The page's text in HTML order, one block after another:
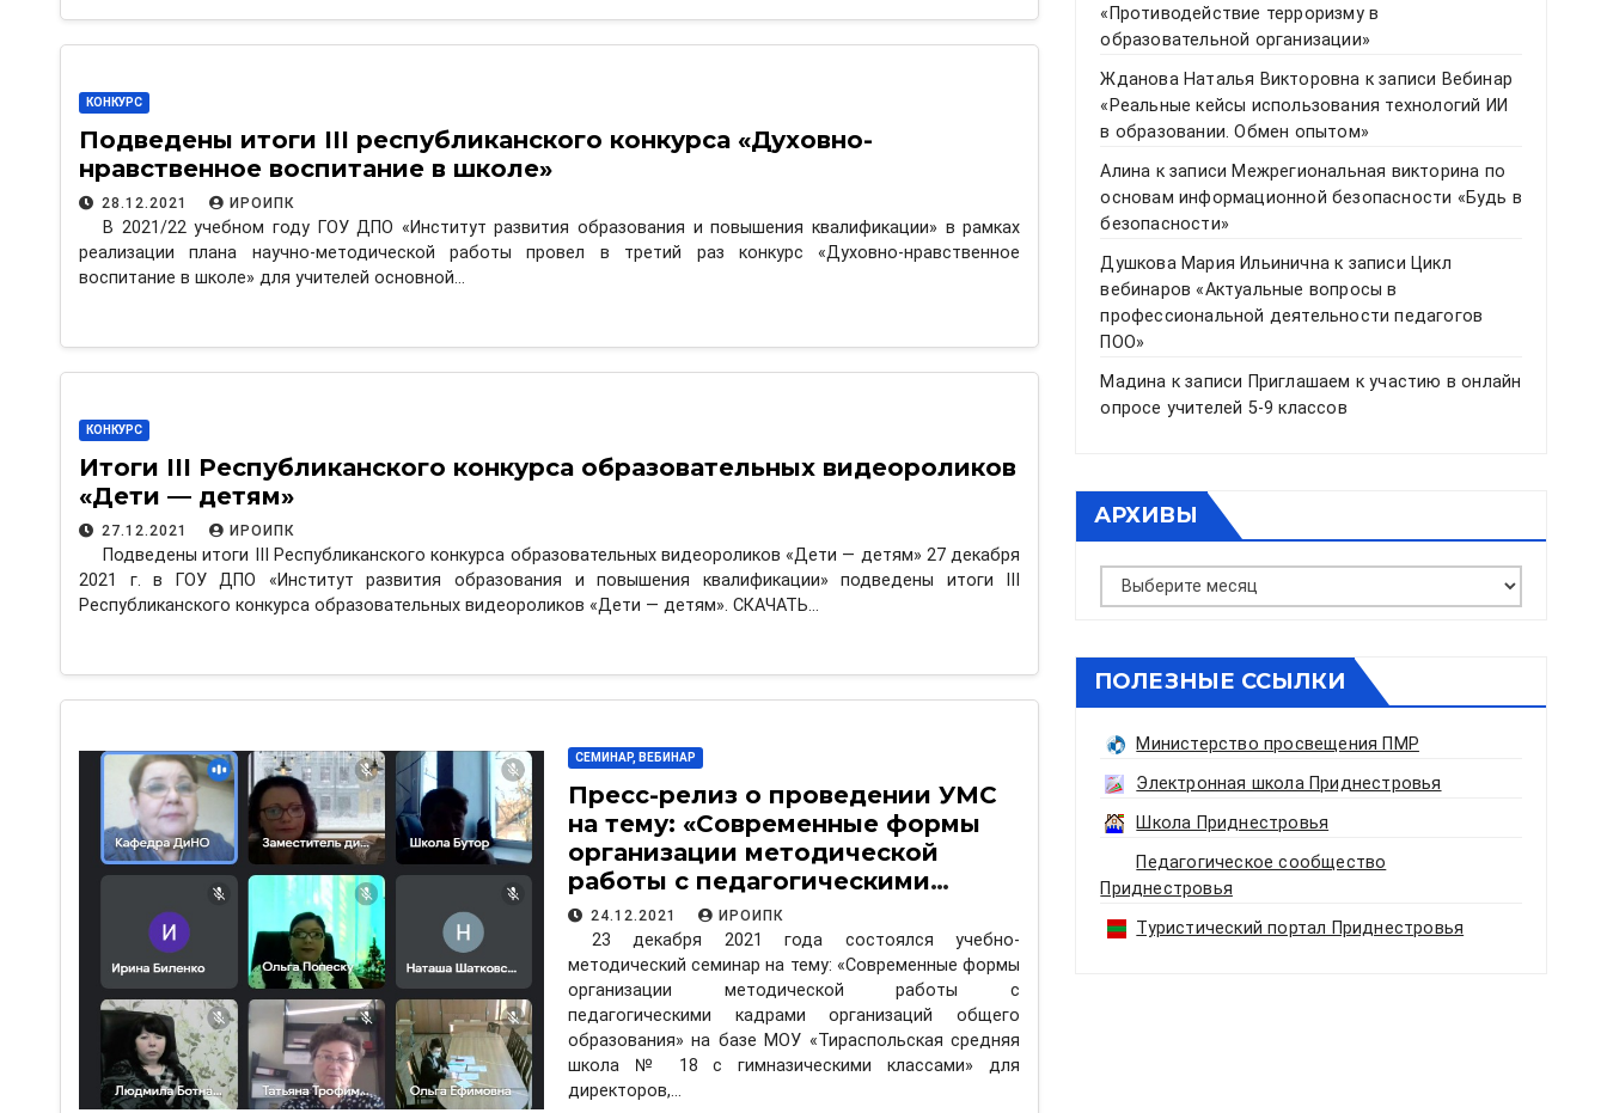
КОНКУРС
Подведены итоги III республиканского конкурса «Духовно-
нравственное воспитание в школе»
28.12.2021 ИРОИПК
В 2021/22 учебном году ГОУ ДПО «Институт развития образования и повышения квалификации» в рамках
реализации плана научно-методической работы провел в третий раз конкурс «Духовно-нравственное
воспитание в школе» для учителей основной…
КОНКУРС
Итоги III Республиканского конкурса образовательных видеороликов
«Дети — детям»
27.12.2021 ИРОИПК
Подведены итоги III Республиканского конкурса образовательных видеороликов «Дети — детям» 27 декабря
2021 г. в ГОУ ДПО «Институт развития образования и повышения квалификации» подведены итоги III
Республиканского конкурса образовательных видеороликов «Дети — детям». СКАЧАТЬ…
СЕМИНАР, ВЕБИНАР
Пресс-релиз о проведении УМС
на тему: «Современные формы
организации методической
работы с педагогическими
кадрами организаций общего
образования»
24.12.2021 ИРОИПК
23 декабря 2021 года состоялся учебно-
методический семинар на тему: «Современные формы
организации методической работы с
педагогическими кадрами организаций общего
образования» на базе МОУ «Тираспольская средняя
школа № 18 с гимназическими классами» для
директоров,…
«Противодействие терроризму в
образовательной организации»
Жданова Наталья Викторовна к записи Вебинар
«Реальные кейсы использования технологий ИИ
в образовании. Обмен опытом»
Алина к записи Межрегиональная викторина по
основам информационной безопасности «Будь в
безопасности»
Душкова Мария Ильиничнак записи Цикл
вебинаров «Актуальные вопросы в
профессиональной деятельности педагогов
ПОО»
Мадина к записи Приглашаем к участию в онлайн
опросе учителей 5-9 классов
АРХИВЫ
Архивы
ПОЛЕЗНЫЕ ССЫЛКИ
Министерство просвещения ПМР
Электронная школа Приднестровья
Школа Приднестровья
Педагогическое сообщество
Приднестровья
Туристический портал Приднестровья